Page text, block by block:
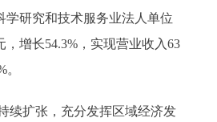
学研究和技术服务业法人单位
，增长54.3%，实现营业收入63
扩张，充分发挥区域经济发